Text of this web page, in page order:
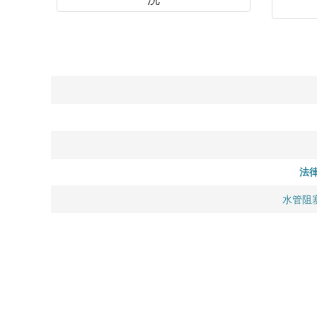
法
水管阻